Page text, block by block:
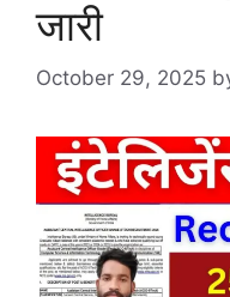
जारी
October 29, 2025